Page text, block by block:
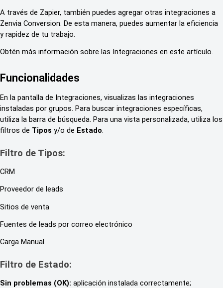
A través de Zapier, también puedes agregar otras integraciones a
Zenvia Conversion. De esta manera, puedes aumentar la eficiencia
y rapidez de tu trabajo.
Obtén más información sobre las Integraciones en este artículo.
Funcionalidades
En la pantalla de Integraciones, visualizas las integraciones
instaladas por grupos. Para buscar integraciones específicas,
utiliza la barra de búsqueda. Para una vista personalizada, utiliza los
filtros de Tipos y/o de Estado.
Filtro de Tipos:
CRM
Proveedor de leads
Sitios de venta
Fuentes de leads por correo electrónico
Carga Manual
Filtro de Estado:
Sin problemas (OK): aplicación instalada correctamente;